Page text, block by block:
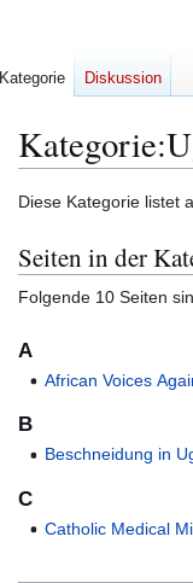
Kategorie:
Zur
springen
Zur
springen
Diese Kategorie listet
Seiten in der
Folgende 10 Seiten
A
African Voices
B
Beschneidung in
C
Catholic Medical
Kategorie Diskussion